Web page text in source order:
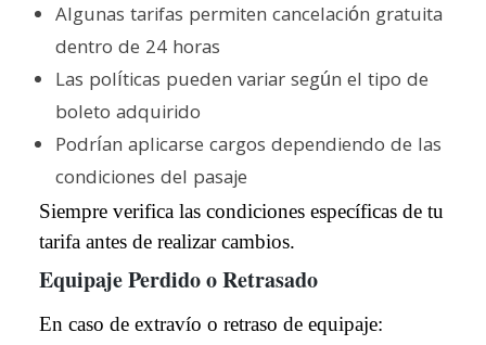
Algunas tarifas permiten cancelación gratuita
dentro de 24 horas
Las políticas pueden variar según el tipo de
boleto adquirido
Podrían aplicarse cargos dependiendo de las
condiciones del pasaje
Siempre verifica las condiciones específicas de tu
tarifa antes de realizar cambios.
Equipaje Perdido o Retrasado
En caso de extravío o retraso de equipaje: